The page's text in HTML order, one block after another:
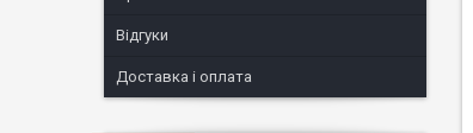
Відгуки
Доставка і оплата